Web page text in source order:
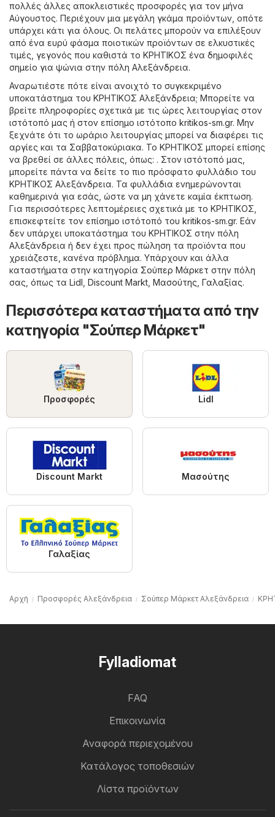
πολλές άλλες αποκλειστικές προσφορές για τον μήνα
Αύγουστος. Περιέχουν μια μεγάλη γκάμα προϊόντων, οπότε
υπάρχει κάτι για όλους. Οι πελάτες μπορούν να επιλέξουν
από ένα ευρύ φάσμα ποιοτικών προϊόντων σε ελκυστικές
τιμές, γεγονός που καθιστά το ΚΡΗΤΙΚΟΣ ένα δημοφιλές
σημείο για ψώνια στην πόλη Αλεξάνδρεια.
Αναρωτιέστε πότε είναι ανοιχτό το συγκεκριμένο
υποκατάστημα του ΚΡΗΤΙΚΟΣ Αλεξάνδρεια; Μπορείτε να
βρείτε πληροφορίες σχετικά με τις ώρες λειτουργίας στον
ιστότοπό μας ή στον επίσημο ιστότοπο kritikos-sm.gr. Μην
ξεχνάτε ότι το ωράριο λειτουργίας μπορεί να διαφέρει τις
αργίες και τα Σαββατοκύριακα. Το ΚΡΗΤΙΚΟΣ μπορεί επίσης
να βρεθεί σε άλλες πόλεις, όπως: . Στον ιστότοπό μας,
μπορείτε πάντα να δείτε το πιο πρόσφατο φυλλάδιο του
ΚΡΗΤΙΚΟΣ Αλεξάνδρεια. Τα φυλλάδια ενημερώνονται
καθημερινά για εσάς, ώστε να μη χάνετε καμία έκπτωση.
Για περισσότερες λεπτομέρειες σχετικά με το ΚΡΗΤΙΚΟΣ,
επισκεφτείτε τον επίσημο ιστότοπό του kritikos-sm.gr. Εάν
δεν υπάρχει υποκατάστημα του ΚΡΗΤΙΚΟΣ στην πόλη
Αλεξάνδρεια ή δεν έχει προς πώληση τα προϊόντα που
χρειάζεστε, κανένα πρόβλημα. Υπάρχουν και άλλα
καταστήματα στην κατηγορία Σούπερ Μάρκετ στην πόλη
σας, όπως τα Lidl, Discount Markt, Μασούτης, Γαλαξίας.
Περισσότερα καταστήματα από την
κατηγορία "Σούπερ Μάρκετ"
Προσφορές Lidl
Discount Markt Μασούτης
Γαλαξίας
Αρχή Προσφορές Αλεξάνδρεια Σούπερ Μάρκετ Αλεξάνδρεια
Fylladiomat
FAQ
Επικοινωνία
Αναφορά περιεχομένου
Κατάλογος τοποθεσιών
Λίστα προϊόντων